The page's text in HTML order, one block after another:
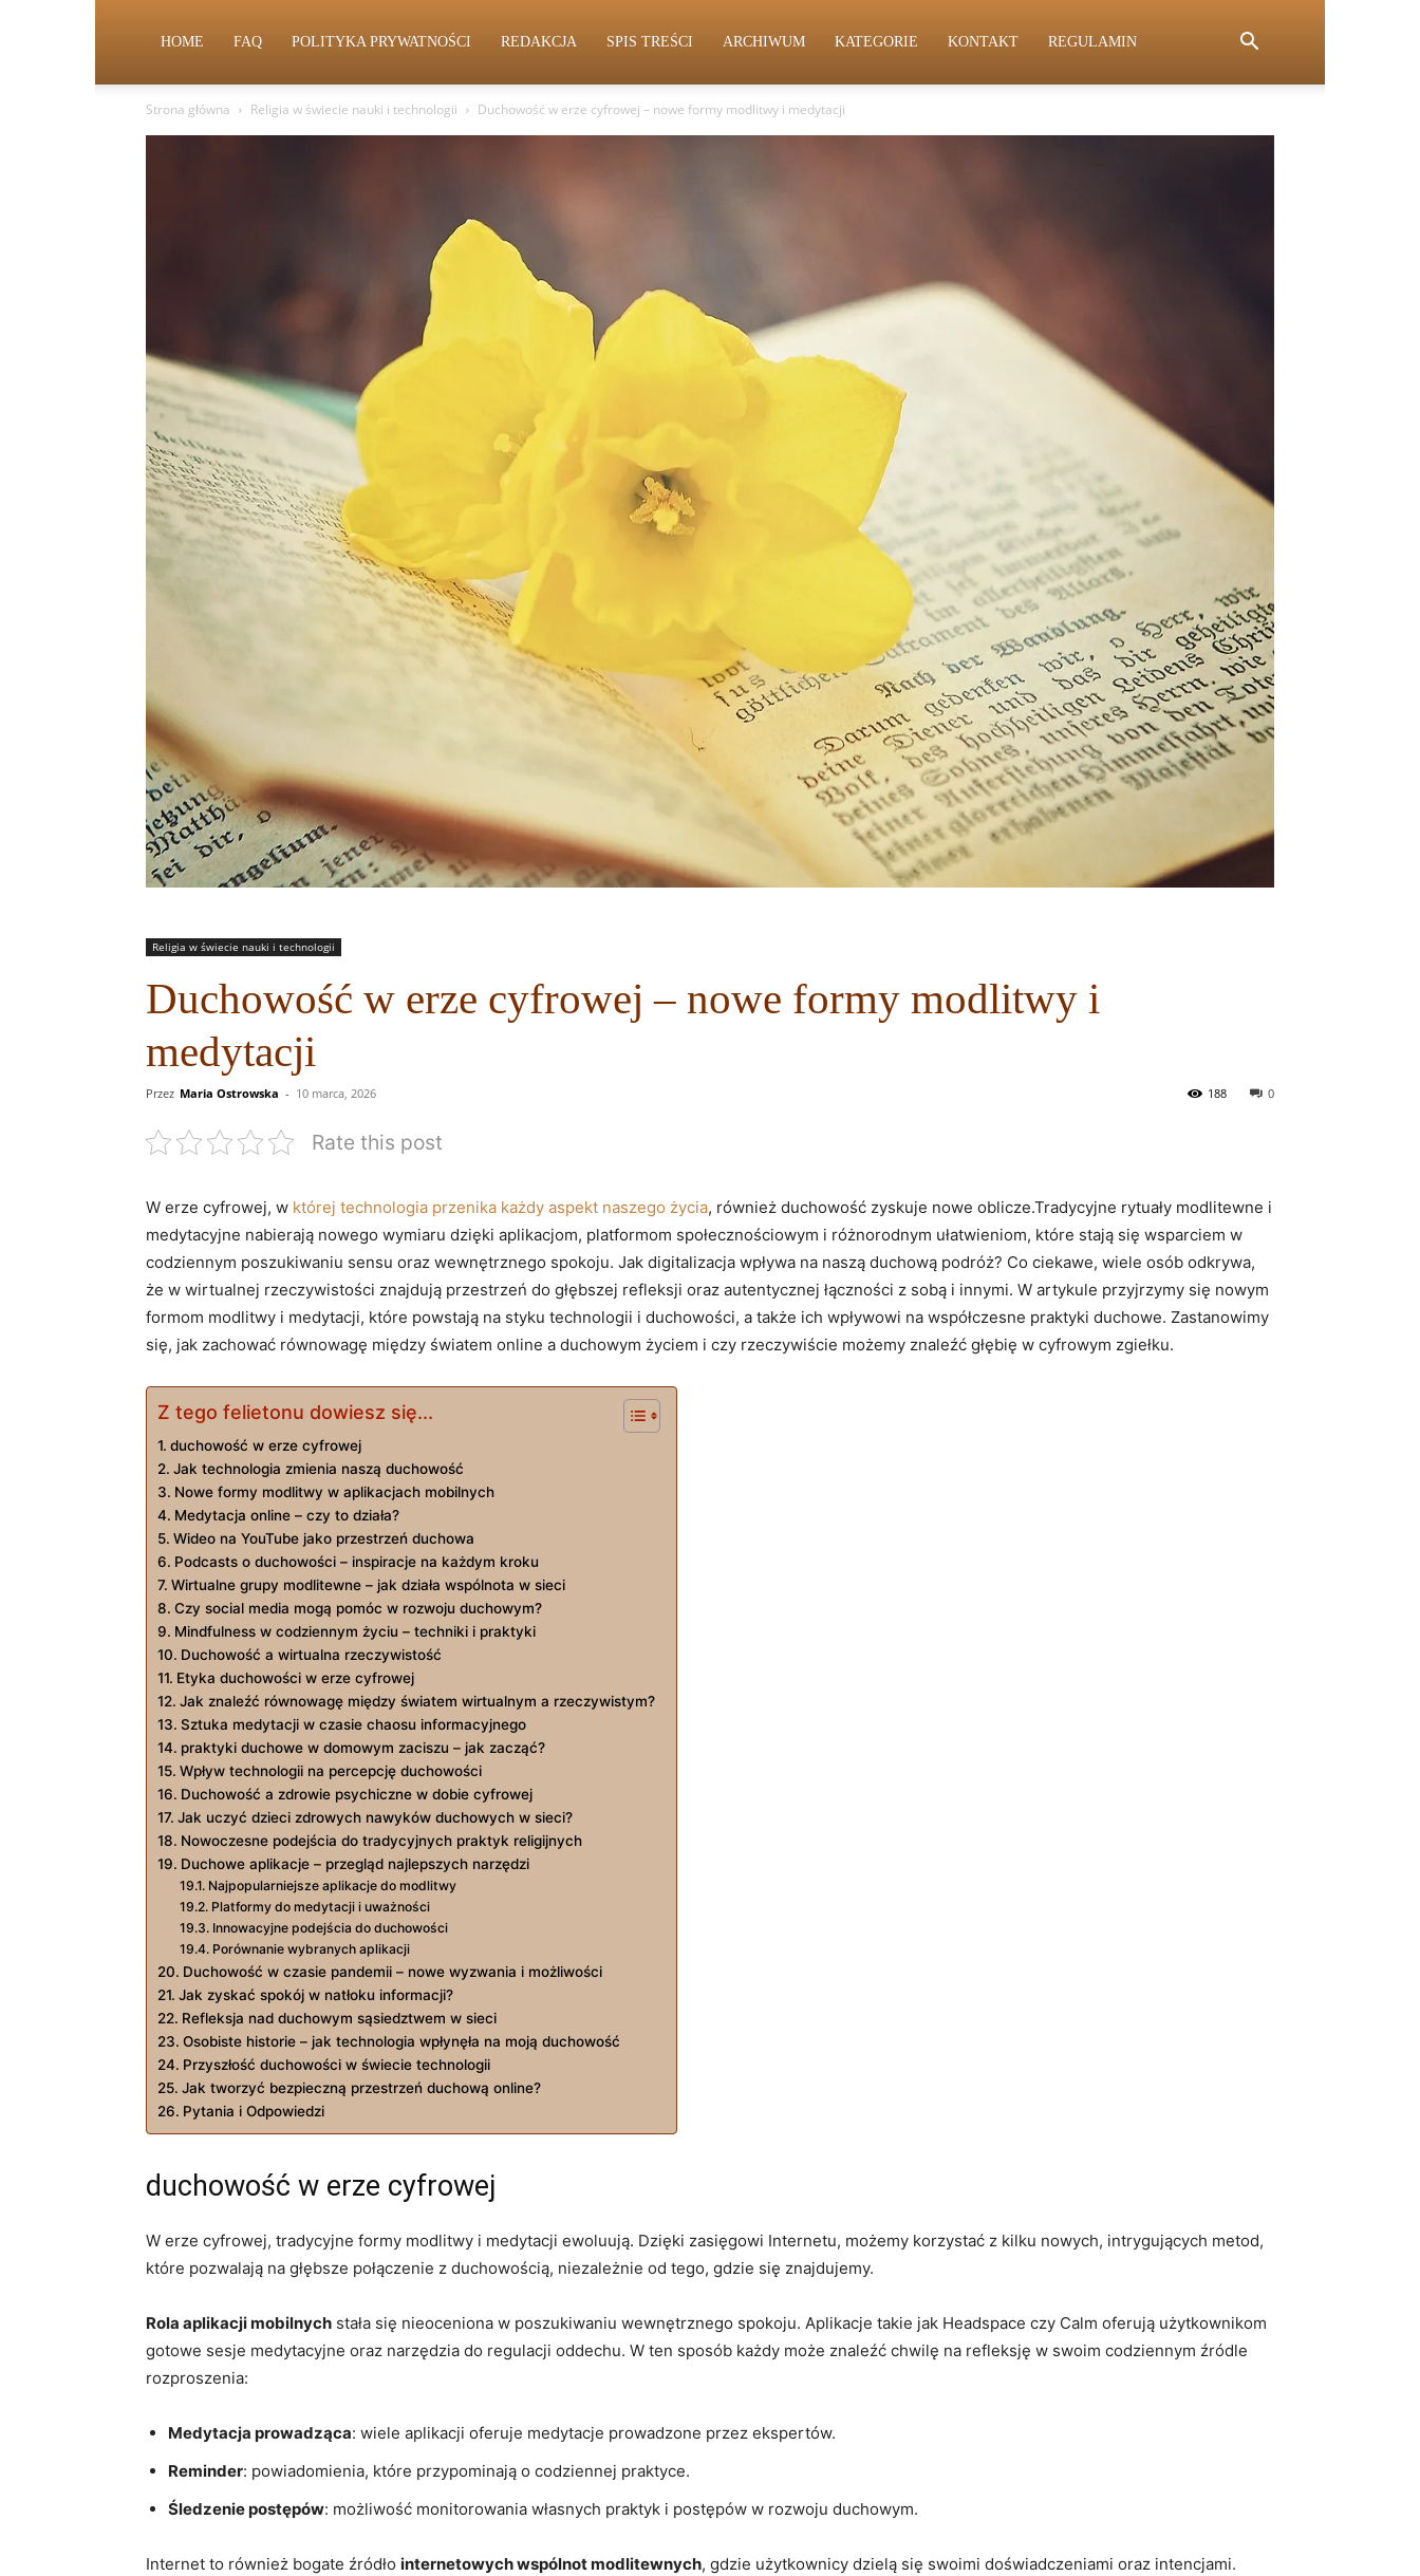
HOME FAQ POLITYKA PRYWATNOŚCI REDAKCJA SPIS TREŚCI ARCHIWUM KATEGORIE KONTAKT REGULAMIN
Strona główna Religia w świecie nauki i technologii Duchowość w erze cyfrowej – nowe formy modlitwy i medytacji
Religia w świecie nauki i technologii
Duchowość w erze cyfrowej – nowe formy modlitwy i
medytacji
Przez Maria Ostrowska - 10 marca, 2026 0
188
Rate this post
W⁣ erze cyfrowej, w której technologia przenika każdy aspekt naszego życia, również duchowość zyskuje nowe oblicze.Tradycyjne rytuały modlitewne ⁢i
medytacyjne nabierają nowego wymiaru dzięki aplikacjom, platformom społecznościowym i różnorodnym ułatwieniom, które stają się ⁣wsparciem w
codziennym poszukiwaniu sensu oraz wewnętrznego spokoju. Jak ​digitalizacja wpływa na naszą duchową⁣ podróż?⁣ Co ciekawe, wiele osób odkrywa,
że w wirtualnej rzeczywistości znajdują przestrzeń ​do głębszej refleksji oraz autentycznej łączności z ⁢sobą i innymi. W artykule​ przyjrzymy się nowym
formom modlitwy i medytacji, które powstają na styku‌ technologii i ​duchowości, a także⁢ ich wpływowi ⁢na współczesne praktyki duchowe. Zastanowimy
się, jak zachować równowagę między światem online a ⁣duchowym życiem i czy rzeczywiście możemy znaleźć głębię w cyfrowym zgiełku.
Z tego felietonu dowiesz się...
duchowość w erze cyfrowej
Jak technologia zmienia naszą duchowość
Nowe formy‍ modlitwy w aplikacjach mobilnych
Medytacja online – ​czy to działa?
Wideo ⁣na YouTube jako przestrzeń duchowa
Podcasts o ⁤duchowości –⁣ inspiracje na każdym kroku
Wirtualne grupy modlitewne – jak działa wspólnota w sieci
Czy social ‍media mogą pomóc w rozwoju duchowym?
Mindfulness w codziennym życiu – techniki i praktyki
Duchowość a wirtualna rzeczywistość
Etyka duchowości w erze cyfrowej
Jak znaleźć równowagę między światem wirtualnym a rzeczywistym?
Sztuka‍ medytacji w czasie chaosu informacyjnego
praktyki duchowe w domowym zaciszu – jak zacząć?
Wpływ technologii na percepcję duchowości
Duchowość a‍ zdrowie psychiczne w dobie cyfrowej
Jak uczyć dzieci zdrowych nawyków duchowych w sieci?
Nowoczesne podejścia⁢ do ‍tradycyjnych praktyk religijnych
Duchowe aplikacje – przegląd najlepszych narzędzi
Najpopularniejsze aplikacje do modlitwy
Platformy do medytacji i ​uważności
Innowacyjne podejścia do duchowości
Porównanie wybranych aplikacji
Duchowość w czasie pandemii – nowe‍ wyzwania i możliwości
Jak zyskać ⁣spokój w ⁢natłoku​ informacji?
Refleksja nad duchowym sąsiedztwem w sieci
Osobiste historie – jak technologia wpłynęła na moją duchowość
Przyszłość duchowości w świecie technologii
Jak tworzyć bezpieczną przestrzeń duchową online?
Pytania ‌i Odpowiedzi
duchowość w erze cyfrowej
W erze cyfrowej, tradycyjne formy modlitwy i medytacji ewoluują. Dzięki zasięgowi Internetu, możemy korzystać z kilku nowych, intrygujących ‌metod,
które pozwalają na głębsze⁣ połączenie​ z duchowością, niezależnie od tego, gdzie się znajdujemy.
Rola aplikacji mobilnych stała się nieoceniona w poszukiwaniu wewnętrznego spokoju. Aplikacje takie jak Headspace czy Calm oferują użytkownikom
gotowe ​sesje medytacyjne oraz narzędzia do regulacji oddechu. W ten sposób każdy może znaleźć ‌chwilę na refleksję w swoim codziennym źródle
rozproszenia:
Medytacja prowadząca: wiele aplikacji oferuje medytacje prowadzone przez ekspertów.
Reminder: powiadomienia,⁤ które przypominają o codziennej praktyce.
Śledzenie postępów: możliwość monitorowania​ własnych praktyk i postępów w rozwoju duchowym.
Internet to⁤ również bogate źródło internetowych wspólnot modlitewnych, gdzie użytkownicy⁤ dzielą się swoimi doświadczeniami oraz intencjami.